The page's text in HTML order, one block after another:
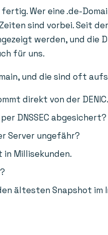
Wer eine .de-
sind vorbei. Seit
werden, und die
für uns.
und die sind oft
direkt von der DENIC.
DNSSEC abgesichert?
Server ungefähr?
in Millisekunden.
ältesten Snapshot im